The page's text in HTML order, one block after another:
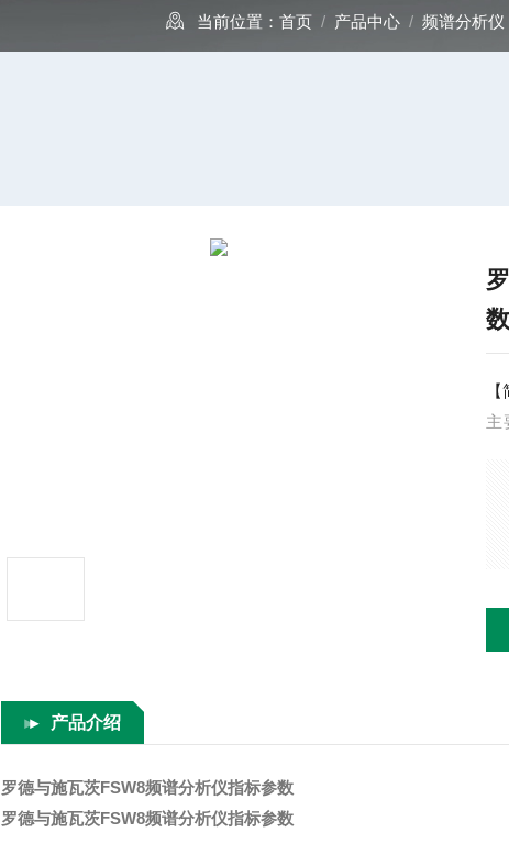
当前位置： 首页 / 产品中心 / 频谱分析仪
数
主
产品介绍
罗德与施瓦茨FSW8频谱分析仪指标参数
罗德与施瓦茨FSW8频谱分析仪指标参数